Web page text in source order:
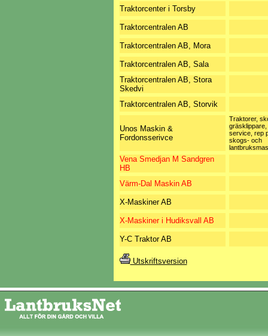
Traktorcenter i Torsby
Traktorcentralen AB
Traktorcentralen AB, Mora
Traktorcentralen AB, Sala
Traktorcentralen AB, Stora
Skedvi
Traktorcentralen AB, Storvik
Unos Maskin &
Fordonsserivce
Traktorer,
gräsklippare,
service, rep
skogs- och
Vena Smedjan M Sandgren
HB
Värm-Dal Maskin AB
X-Maskiner AB
X-Maskiner i Hudiksvall AB
Y-C Traktor AB
Utskriftsversion